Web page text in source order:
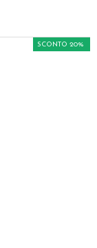
SCONTO 20%